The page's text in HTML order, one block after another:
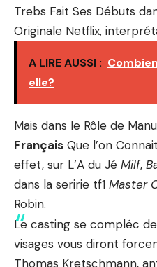
Trebs Fait Ses Débuts
Originale Netflix,
A LIRE AUSSI :
elle?
Mais dans le Rôle de
Français Que l’on
effet, sur L’A du Jé Milf,
dans la seririe tf1 Master
Robin.
Le casting se compléc
visages vous diront
Thomas Kretschmann,